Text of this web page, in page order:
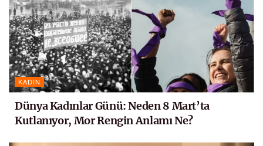
KADIN
Dünya Kadınlar Günü: Neden 8 Mart’ta
Kutlanıyor, Mor Rengin Anlamı Ne?